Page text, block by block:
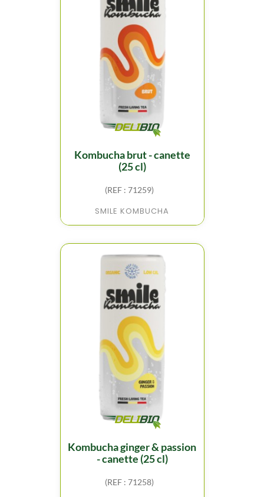
kombucha brut - canette
(25 cl)
(REF : 71259)
SMILE KOMBUCHA
kombucha ginger & passion
- canette (25 cl)
(REF : 71258)